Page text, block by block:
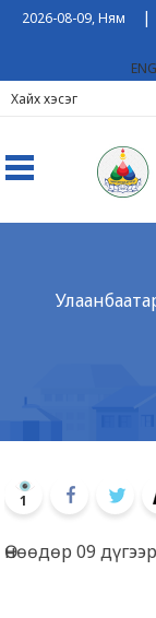
2026-08-09, Ням |
ENG
1
Өнөөдөр 09